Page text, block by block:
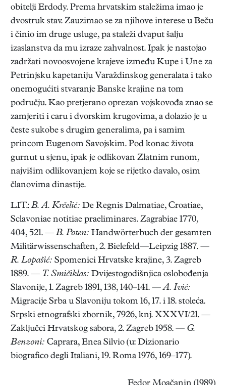
obitelji Erdody. Prema hrvatskim staležima imao je
dvostruk stav. Zauzimao se za njihove interese u Beču
i činio im druge usluge, pa staleži dvaput šalju
izaslanstva da mu izraze zahvalnost. Ipak je nastojao
zadržati novoosvojene krajeve između Kupe i Une za
Petrinjsku kapetaniju Varaždinskog generalata i tako
onemogućiti stvaranje Banske krajine na tom
području. Kao pretjerano oprezan vojskovođa znao se
zamjeriti i caru i dvorskim krugovima, a dolazio je u
česte sukobe s drugim generalima, pa i samim
princom Eugenom Savojskim. Pod konac života
gurnut u sjenu, ipak je odlikovan Zlatnim runom,
najvišim odlikovanjem koje se rijetko davalo, osim
članovima dinastije.
LIT.: B. A. Krčelić: De Regnis Dalmatiae, Croatiae,
Sclavoniae notitiae praeliminares. Zagrabiae 1770,
404, 521. — B. Poten: Handwörterbuch der gesamten
Militärwissenschaften, 2. Bielefeld—Leipzig 1887. —
R. Lopašić: Spomenici Hrvatske krajine, 3. Zagreb
1889. — T. Smičiklas: Dvijestogodišnjica oslobođenja
Slavonije, 1. Zagreb 1891, 138, 140–141. —A. Ivić:
Migracije Srba u Slavoniju tokom 16, 17. i 18. stoleća.
Srpski etnografski zbornik, 7926, knj. XXXVI/21. —
Zaključci Hrvatskog sabora, 2. Zagreb 1958. — G.
Benzoni: Caprara, Enea Silvio (u: Dizionario
biografico degli Italiani, 19. Roma 1976, 169–177).